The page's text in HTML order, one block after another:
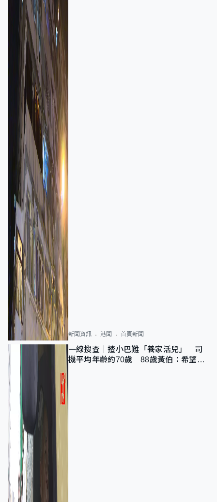
新聞資訊 港聞 首頁新聞
一線搜查｜揸小巴難「養家活兒」 司
機平均年齡約70歲 88歲黃伯：希望一